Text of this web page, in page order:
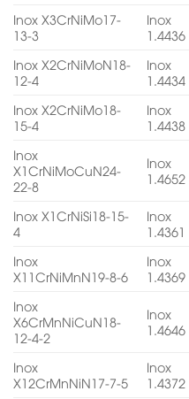
Inox X3CrNiMo17-
13-3
Inox
1.4436
Inox X2CrNiMoN18-
12-4
Inox
1.4434
Inox X2CrNiMo18-
15-4
Inox
1.4438
Inox
X1CrNiMoCuN24-
22-8
Inox
1.4652
Inox X1CrNiSi18-15-
4
Inox
1.4361
Inox
X11CrNiMnN19-8-6
Inox
1.4369
Inox
X6CrMnNiCuN18-
12-4-2
Inox
1.4646
Inox
X12CrMnNiN17-7-5
Inox
1.4372